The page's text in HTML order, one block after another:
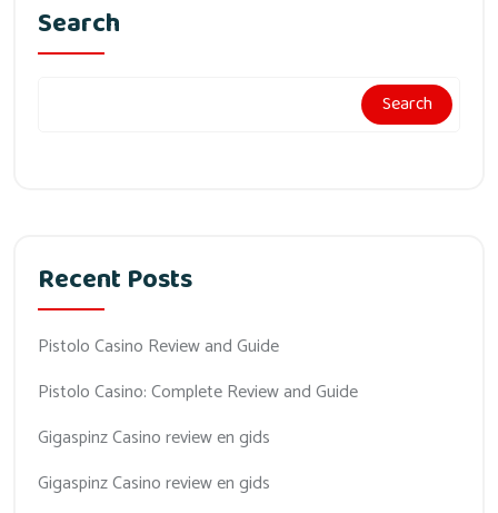
Search
Search
Recent Posts
Pistolo Casino Review and Guide
Pistolo Casino: Complete Review and Guide
Gigaspinz Casino review en gids
Gigaspinz Casino review en gids